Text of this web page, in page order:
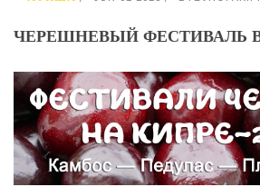
ЧЕРЕШНЕВЫЙ ФЕСТИВАЛЬ